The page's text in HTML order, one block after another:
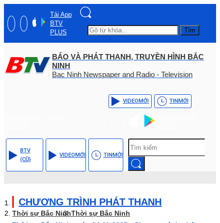
Tải App
BTV
PLUS
Tìm
BÁO VÀ PHÁT THANH, TRUYỀN HÌNH BẮC
NINH
Bac Ninh Newspaper and Radio - Television
VIDEOMỚI TINMỚI
BTV
(CŨ)
VIDEOMỚI TINMỚI
CHƯƠNG TRÌNH PHÁT THANH
Thời sự Bắc NinhThời sự Bắc Ninh